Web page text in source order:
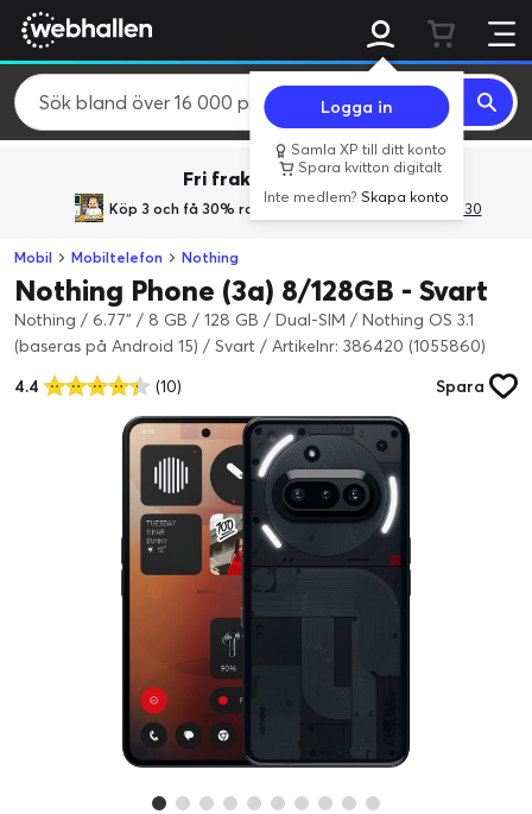
Logga in
Samla XP till ditt konto
Spara kvitton digitalt
Inte medlem?Skapa konto
Fri frakt över 800 kr.
Köp 3 och få 30% rabatt med rabattkoden 3Gives30
Mobil Mobiltelefon Nothing
Nothing Phone (3a) 8/128GB - Svart
Nothing / 6.77" / 8 GB / 128 GB / Dual-SIM / Nothing OS 3.1
(baseras på Android 15) / Svart / Artikelnr: 386420 (1055860)
4.4
(10) Spara